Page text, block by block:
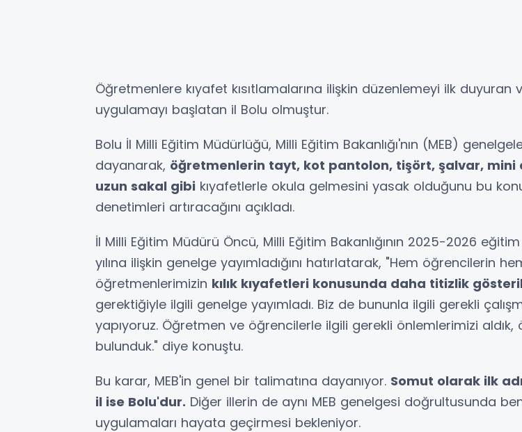
Öğretmenlere kıyafet kısıtlamalarına ilişkin düzenlemeyi ilk duyuran
uygulamayı başlatan il Bolu olmuştur.
Bolu İl Milli Eğitim Müdürlüğü, Milli Eğitim Bakanlığı'nın (MEB)
dayanarak, öğretmenlerin tayt, kot pantolon, tişört, şalvar, mini
uzun sakal gibi kıyafetlerle okula gelmesini yasak olduğunu bu
denetimleri artıracağını açıkladı.
İl Milli Eğitim Müdürü Öncü, Milli Eğitim Bakanlığının 2025-2026
yılına ilişkin genelge yayımladığını hatırlatarak, "Hem öğrencilerin
öğretmenlerimizin kılık kıyafetleri konusunda daha titizlik
gerektiğiyle ilgili genelge yayımladı. Biz de bununla ilgili gerekli
yapıyoruz. Öğretmen ve öğrencilerle ilgili gerekli önlemlerimizi aldık,
bulunduk." diye konuştu.
Bu karar, MEB'in genel bir talimatına dayanıyor. Somut olarak ilk
il ise Bolu'dur. Diğer illerin de aynı MEB genelgesi doğrultusunda
uygulamaları hayata geçirmesi bekleniyor.